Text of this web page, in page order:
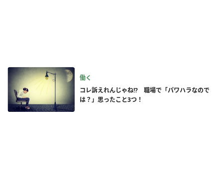
働く
コレ訴えれんじゃね!? 職場で「パワハラなので
は？」思ったこと3つ！